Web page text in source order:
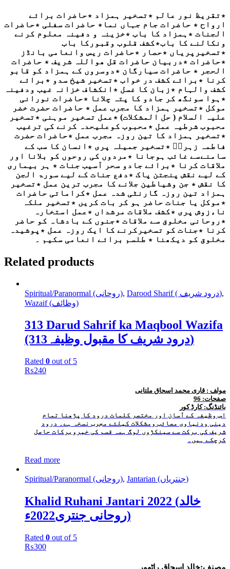
٭تقریظ نور عالم ٭تسخیر ہمزاد ٭حاضرات برائے
ارواح ٭ حاضرات جام جہاں نما٭ حاضرات سفلی ٭حاضرات
الجنات ٭ہمزاد کا باب ٭خزینہ و دفینہ معلوم کرنے
ونکالنے کا باب٭کشف قلوب وقبورکا باب
٭تسخیرپریاں ٭حصار ٭حاضرات ریس وانعامی بانڈز
٭حاضرات ٭دربیان حاضرات قل ھواللہ شریف ٭ حاضرات
الحجر ٭ حاضرات سیارگان ٭دوسروں کے ہمزاد کو قابو
کرنا ٭برائے کشف در خواب ٭تسخیر شیخ سدو ٭برائے
کشف والہام ٭زبان کا غسل ٭انکشاف خزانہ غیب ودفینہ
٭ہوا سونگھ کر جادو کا پتہ چلانا ٭حاضرات نورانی
موکل ٭تسخیر ہمزاد کا مجرب عمل ٭ حاضرات حضرت خضر
علیہ السلام ( حل المشکلات) ٭عمل تسخیر موہنی ٭تسخیر
محبوب شرطیہ عمل ٭محبوب کوعلیحدہ کرنے کی ترغیب
٭تسخیر ہمزاد کا تین روزہ مجرب عمل ٭حاضرات حضرت
فاطمہ زہراؑ ٭تسخیر جمیلہ پری ٭انسان کا سب کے
سامنےسے غائب ہوجانا ٭مردوں کی روحوں کو بلانا اور
ملاقات کرنا ٭برائے جادو سحر آسیب جنات ٭ ہر بیماری
کے لیے نقش پنجتن پاک ٭دفع جنات کے لیے سورۃ الجن
کا نقش ٭ جن وشیاطین جلانے کا مجرب ترین عمل ٭تسخیر
ہمزاد تین روزہ گارنٹی شدہ عمل ٭کراماتی حاضرات
٭موکل یا جنات حاضر ہو کر بات کریں ٭تسخیر ملکہ
ناءزوش پری ٭کشف ملاقات مرشداں ٭عمل استخارہ
٭روحانی مخلوق سے ملاقات ٭جنوں کے بادشاہ کو حاضر
کرنا ٭جنات کو تسخیرکرنے کا ایک روزہ عمل ٭پوشیدہ
مخلوق کو دیکھنا ٭ طلسم برائے انعامی سکیم ۔
Related products
Spiritual/Paranormal (روحانی), Darood Sharif ( درود شریف),
Wazaif (وظائف)
313 Darud Sahrif ka Maqbool Wazifa
(313درود شریف کا مقبول وظیفہ)
Rated 0 out of 5
₨240
مولف : قاری محمد اسحاق ملتانی
صفحات: 96
بائنڈنگ: کارڈ کور
اس وظیفہ کے آسان اور مختصر کلمات درود کا پڑھنا تمام
دینی ودنیاوی مصائب ومشکلات کیلئے مجرب نسخہ ہے۔ درود
شریف کی برکت سے سینکڑوں لوگ ہمہ قسم کی خیروبرکات حاصل
کرچکے ہیں۔
Read more
Spiritual/Paranormal (روحانی), Jantarian (جنتریاں)
Khalid Ruhani Jantari 2022 (خالد
روحانی جنتری2022ء)
Rated 0 out of 5
₨300